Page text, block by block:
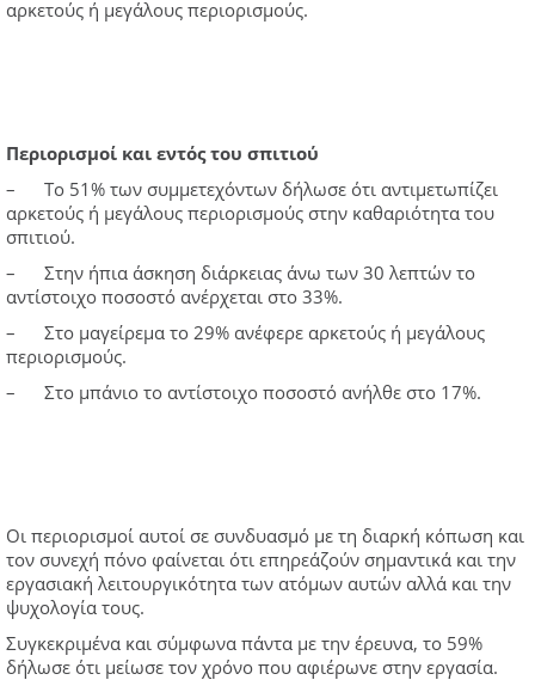
αρκετούς ή μεγάλους περιορισμούς.
Περιορισμοί και εντός του σπιτιού
– Το 51% των συμμετεχόντων δήλωσε ότι αντιμετωπίζει
αρκετούς ή μεγάλους περιορισμούς στην καθαριότητα του
σπιτιού.
– Στην ήπια άσκηση διάρκειας άνω των 30 λεπτών το
αντίστοιχο ποσοστό ανέρχεται στο 33%.
– Στο μαγείρεμα το 29% ανέφερε αρκετούς ή μεγάλους
περιορισμούς.
– Στο μπάνιο το αντίστοιχο ποσοστό ανήλθε στο 17%.
Οι περιορισμοί αυτοί σε συνδυασμό με τη διαρκή κόπωση και
τον συνεχή πόνο φαίνεται ότι επηρεάζούν σημαντικά και την
εργασιακή λειτουργικότητα των ατόμων αυτών αλλά και την
ψυχολογία τους.
Συγκεκριμένα και σύμφωνα πάντα με την έρευνα, το 59%
δήλωσε ότι μείωσε τον χρόνο που αφιέρωνε στην εργασία.